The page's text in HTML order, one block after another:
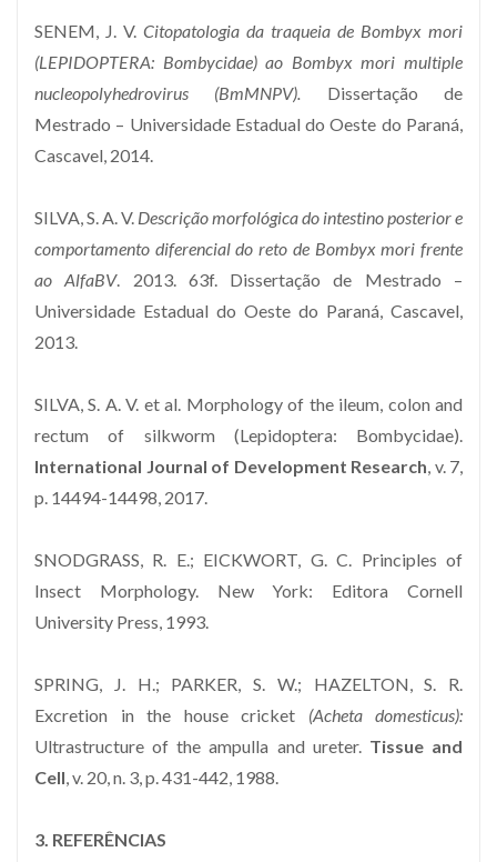
SENEM, J. V. Citopatologia da traqueia de Bombyx mori
(LEPIDOPTERA: Bombycidae) ao Bombyx mori multiple
nucleopolyhedrovirus (BmMNPV). Dissertação de
Mestrado – Universidade Estadual do Oeste do Paraná,
Cascavel, 2014.
SILVA, S. A. V. Descrição morfológica do intestino posterior e
comportamento diferencial do reto de Bombyx mori frente
ao AlfaBV. 2013. 63f. Dissertação de Mestrado –
Universidade Estadual do Oeste do Paraná, Cascavel,
2013.
SILVA, S. A. V. et al. Morphology of the ileum, colon and
rectum of silkworm (Lepidoptera: Bombycidae).
International Journal of Development Research, v. 7,
p. 14494-14498, 2017.
SNODGRASS, R. E.; EICKWORT, G. C. Principles of
Insect Morphology. New York: Editora Cornell
University Press, 1993.
SPRING, J. H.; PARKER, S. W.; HAZELTON, S. R.
Excretion in the house cricket (Acheta domesticus):
Ultrastructure of the ampulla and ureter. Tissue and
Cell, v. 20, n. 3, p. 431-442, 1988.
3. REFERÊNCIAS